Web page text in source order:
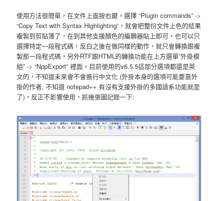
使用方法很簡單，在文件上面按右鍵，選擇 “Plugin commands” ->
“Copy Text with Syntax Highlighting”，就會把整份文件上色的結果
複製到剪貼簿了，在到其他支援顏色的編輯器貼上即可，也可以只
選擇特定一段程式碼，反白之後在做同樣的動作，就只會轉換跟複
製那一段程式碼，另外RTF跟HTML的轉換功能在上方選單”外掛模
組” -> “NppExport” 裡面，目前使用的v6.5.5這部分選項都還是英
文的，不知道未來會不會進行中文化 (外掛本身的選項可能要靠外
掛的作者, 不知道 notepad++ 有沒有支援外掛的多國語系功能就是
了)，反正不影響使用，抓幾張圖記錄一下: